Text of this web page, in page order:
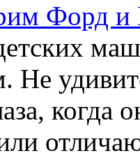
Форд и
Не
когда